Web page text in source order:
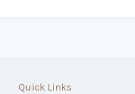
Quick Links